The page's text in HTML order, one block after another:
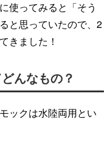
使ってみると「そう
と思っていたので、2
きました！
んなもの？
ックは水陸両用とい